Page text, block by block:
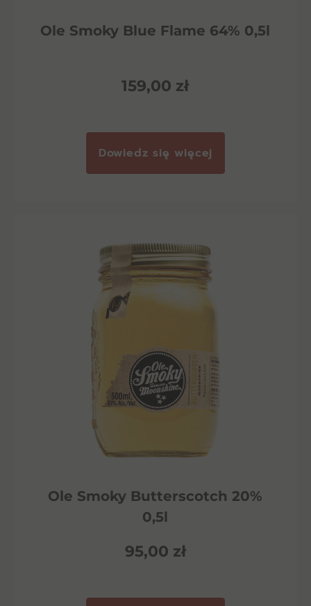
Ole Smoky Blue Flame 64% 0,5l
159,00 zł
Dowiedz się więcej
Ole Smoky Butterscotch 20%
0,5l
95,00 zł